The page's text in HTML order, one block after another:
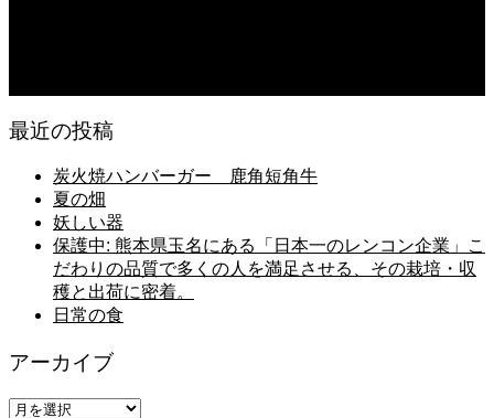
最近の投稿
炭火焼ハンバーガー 鹿角短角牛
夏の畑
妖しい器
保護中: 熊本県玉名にある「日本一のレンコン企業」こ
だわりの品質で多くの人を満足させる、その栽培・収
穫と出荷に密着。
日常の食
アーカイブ
ア